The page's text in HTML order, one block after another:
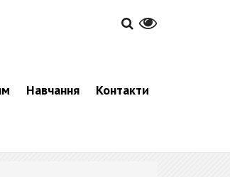
Навчання Контакти